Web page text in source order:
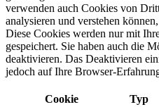
verwenden auch Cookies von
analysieren und verstehen
Diese Cookies werden nur mit
gespeichert. Sie haben auch die
deaktivieren. Das Deaktivieren
jedoch auf Ihre Browser-
Cookie Typ